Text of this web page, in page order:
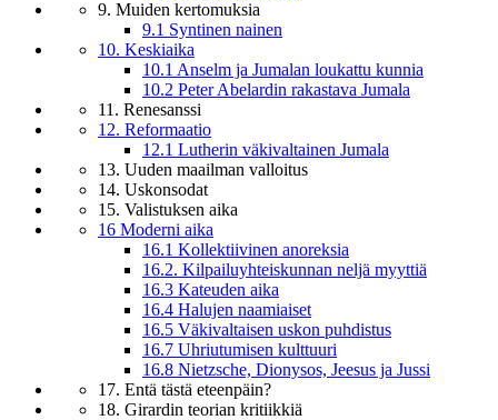
9. Muiden kertomuksia
9.1 Syntinen nainen
10. Keskiaika
10.1 Anselm ja Jumalan loukattu kunnia
10.2 Peter Abelardin rakastava Jumala
11. Renesanssi
12. Reformaatio
12.1 Lutherin väkivaltainen Jumala
13. Uuden maailman valloitus
14. Uskonsodat
15. Valistuksen aika
16 Moderni aika
16.1 Kollektiivinen anoreksia
16.2. Kilpailuyhteiskunnan neljä myyttiä
16.3 Kateuden aika
16.4 Halujen naamiaiset
16.5 Väkivaltaisen uskon puhdistus
16.7 Uhriutumisen kulttuuri
16.8 Nietzsche, Dionysos, Jeesus ja Jussi
17. Entä tästä eteenpäin?
18. Girardin teorian kritiikkiä